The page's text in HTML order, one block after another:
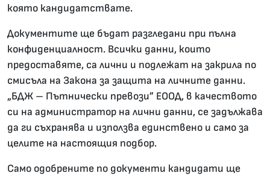
която кандидатствате.
Документите ще бъдат разгледани при пълна
конфиденциалност. Всички данни, които
предоставяте, са лични и подлежат на закрила по
смисъла на Закона за защита на личните данни.
„БДЖ – Пътнически превози” ЕООД, в качеството
си на администратор на лични данни, се задължава
да ги съхранява и използва единствено и само зa
целите на настоящия подбор.
Само одобрените по документи кандидати ще